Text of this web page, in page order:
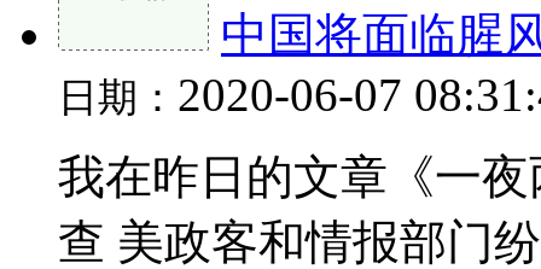
中国将面临腥
日期： 2020-06-07
我在昨日的文章《一
查 美政客和情报部门